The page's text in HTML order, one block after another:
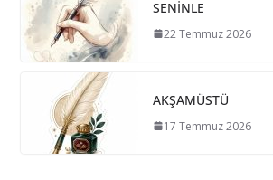
SENİNLE
22 Temmuz 2026
AKŞAMÜSTÜ
17 Temmuz 2026